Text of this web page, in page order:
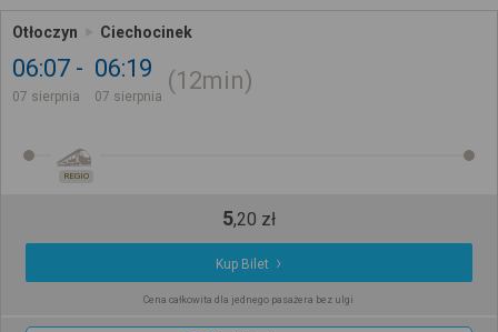
Otłoczyn Ciechocinek
06:07
07 sierpnia
06:19
07 sierpnia
12min
REGIO
5,20 zł
Kup Bilet
Cena całkowita dla jednego pasażera bez ulgi